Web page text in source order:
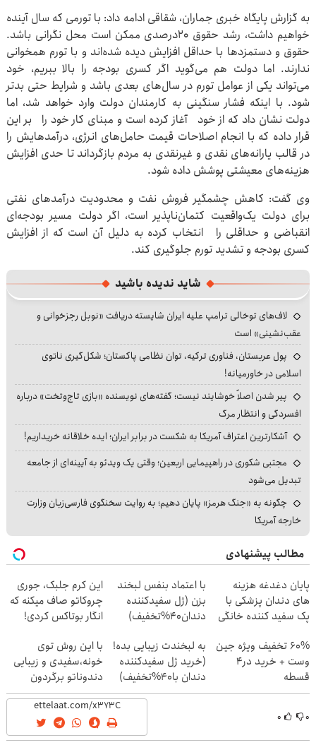
به گزارش پایگاه خبری جماران، شقاقی ادامه داد: با تورمی که سال آینده
خواهیم داشت، رشد حقوق ۲۰درصدی ممکن است محل نگرانی باشد.
حقوق و دستمزدها با حداقل افزایش دیده شده‌اند و با تورم همخوانی
ندارند. اما دولت هم می‌گوید اگر کسری بودجه را بالا ببریم، خود
می‌تواند یکی از عوامل تورم در سال‌های بعدی باشد و شرایط حتی بدتر
شود. با اینکه فشار سنگینی به کارمندان دولت وارد خواهد شد، اما
دولت نشان داد که از خود آغاز کرده است و مبنای کار خود را بر این
قرار داده که با انجام اصلاحات قیمت حامل‌های انرژی، درآمدهایش را
در قالب یارانه‌های نقدی و غیرنقدی به مردم بازگرداند تا حدی افزایش
هزینه‌های معیشتی پوشش داده شود.
وی گفت: کاهش چشمگیر فروش نفت و محدودیت درآمدهای نفتی
برای دولت یک‌واقعیت کتمان‌ناپذیر است، اگر دولت مسیر بودجه‌ای
انقباضی و حداقلی را انتخاب کرده به دلیل آن است که از افزایش
کسری بودجه و تشدید تورم‌ جلوگیری کند.
شاید ندیده باشید
لاف‌های توخالی ترامپ علیه ایران شایسته دریافت «نوبل رجزخوانی و
عقب‌نشینی» است
پول عربستان، فناوری ترکیه، توان نظامی پاکستان؛ شکل‌گیری ناتوی
اسلامی در خاورمیانه!
پیر شدن اصلاً خوشایند نیست؛ گفته‌های نویسنده «بازی تاج‌وتخت» درباره
افسردگی و انتظار مرگ
آشکارترین اعتراف آمریکا به شکست در برابر ایران؛ ایده خلاقانه خریداریم!
مجتبی شکوری در راهپیمایی اربعین؛ وقتی یک ویدئو به آیینه‌ای از جامعه
تبدیل می‌شود
چگونه به «جنگ هرمز» پایان دهیم؛ به روایت سخنگوی فارسی‌زبان وزارت
خارجه آمریکا
مطالب پیشنهادی
پایان دغدغه هزینه
های دندان پزشکی با
پک سفید کننده خانگی
با اعتماد بنفس لبخند
بزن (ژل سفیدکننده
دندان40%تخفیف)
این کرم جلبک، جوری
چروکاتو صاف میکنه که
انگار بوتاکس کردی!
60% تخفیف ویژه جین
وست + خرید در4
قسطه
به لبخندت زیبایی بده!
(خرید ژل سفیدکننده
دندان با40%تخفیف)
با این روش توی
خونه،سفیدی و زیبایی
دندوناتو برگردون
(40%off)
۰ ۰